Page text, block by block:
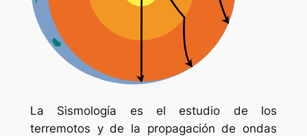
La Sismología es el estudio de los
terremotos y de la propagación de ondas